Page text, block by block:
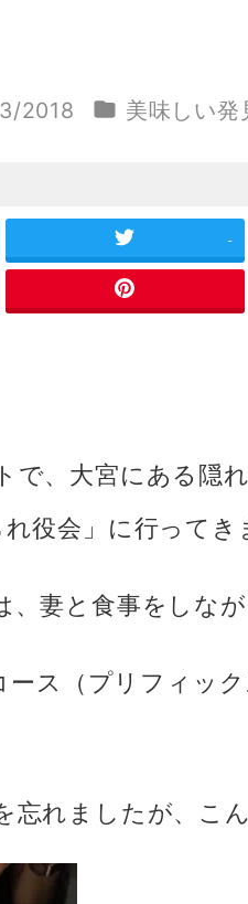
2018 カテゴリー
美味しい発
-
で、大宮にある隠
役会」に行ってき
、妻と食事をしな
ス（プリフィッ
忘れましたが、こ